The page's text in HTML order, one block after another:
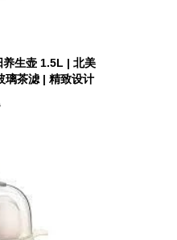
生壶 1.5L | 北美
璃茶滤 | 精致设计